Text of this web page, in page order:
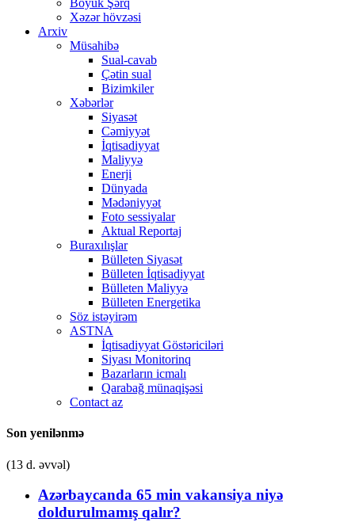
Böyük Şərq
Xəzər hövzəsi
Arxiv
Müsahibə
Sual-cavab
Çətin sual
Bizimkiler
Xəbərlər
Siyasət
Cəmiyyət
İqtisadiyyat
Maliyyə
Enerji
Dünyada
Mədəniyyət
Foto sessiyalar
Aktual Reportaj
Buraxılışlar
Bülleten Siyasət
Bülleten İqtisadiyyat
Bülleten Maliyyə
Bülleten Energetika
Söz istəyirəm
ASTNA
İqtisadiyyat Göstəriciləri
Siyası Monitorinq
Bazarların icmalı
Qarabağ münaqişəsi
Contact az
Son yenilənmə
(13 d. əvvəl)
Azərbaycanda 65 min vakansiya niyə
doldurulmamış qalır?